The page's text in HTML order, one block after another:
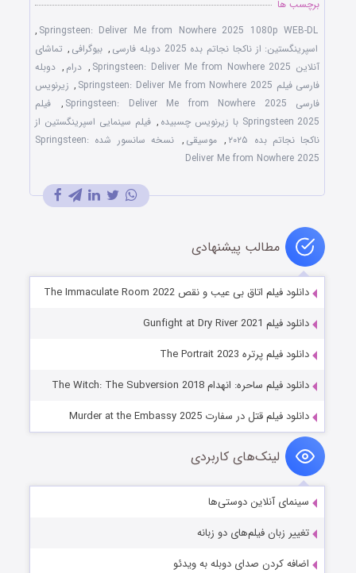
برچسب ها
Springsteen: Deliver Me from Nowhere 2025 1080p WEB-DL
,
اسپرینگستین: از ناکجا نجاتم بده 2025 دوبله فارسی
, بیوگرافی , تماشای
آنلاین Springsteen: Deliver Me from Nowhere 2025
, درام , دوبله
فارسی فیلم Springsteen: Deliver Me from Nowhere 2025
, زیرنویس
فارسی Springsteen: Deliver Me from Nowhere 2025
,
فیلم
Springsteen 2025 با زیرنویس چسبیده
, فیلم سینمایی اسپرینگستین از
ناکجا نجاتم بده ۲۰۲۵
, موسیقی ,
نسخه سانسور شده Springsteen:
Deliver Me from Nowhere 2025
مطالب پیشنهادی
دانلود فیلم اتاق بی عیب و نقص The Immaculate Room 2022
دانلود فیلم Gunfight at Dry River 2021
دانلود فیلم پرتره The Portrait 2023
دانلود فیلم ساحره: انهدام The Witch: The Subversion 2018
دانلود فیلم قتل در سفارت Murder at the Embassy 2025
لینک‌های کاربردی
سینمای آنلاین دوستی‌ها
تغییر زبان فیلم‌های دو زبانه
اضافه کردن صدای دوبله به ویدئو